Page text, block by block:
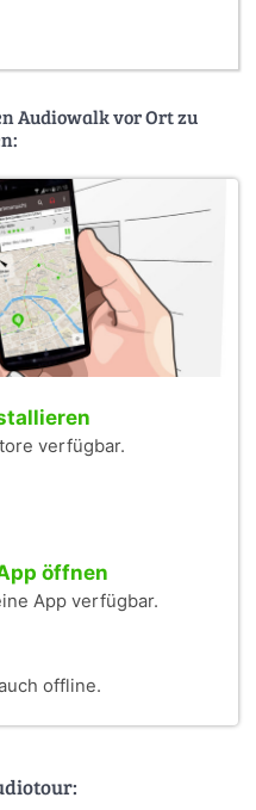
Audiowalk vor Ort zu
verfügbar.
öffnen
App verfügbar.
offline.